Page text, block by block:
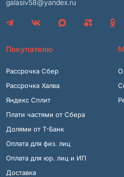
galasiv58@yandex.ru
Покупателю
Рассрочка Сбер
Рассрочка Халва
Яндекс Сплит
Плати частями от Сбера
Долями от Т-Банк
Оплата для физ. лиц
Оплата для юр. лиц и ИП
Доставка
О